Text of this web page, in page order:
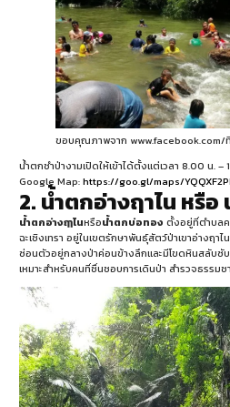
ขอบคุณภาพจาก www.facebook.com/
น้ำตกชำป่างามเปิดให้เข้าได้ตั้งแต่เวลา 8.00 น. –
Google Map:https://goo.gl/maps/
2. น้ำตกอ่างฤาไน หรื
น้ำตกอ่างฤๅไนหรือน้ำตกบ่อทอง ตั้งอยู่ที่ตำบลค
ฉะเชิงเทรา อยู่ในเขตรักษาพันธุ์สัตว์ป่าเขาอ่างฤ
ซ่อนตัวอยู่กลางป่าค่อนข้างลึกและมีโขดหินสลับซับ
เหมาะสำหรับคนที่ชื่นชอบการเดินป่า สำรวจธรรม